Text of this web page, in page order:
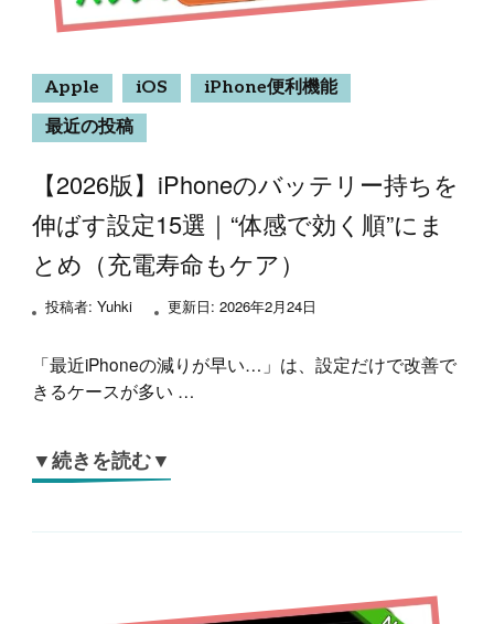
Apple iOS
iPhone便利機能
最近の投稿
【2026版】iPhoneのバッテリー持ちを
伸ばす設定15選｜“体感で効く順”にま
とめ（充電寿命もケア）
投稿者: Yuhki 更新日: 2026年2月24日
「最近iPhoneの減りが早い…」は、設定だけで改善で
きるケースが多い …
▼続きを読む▼